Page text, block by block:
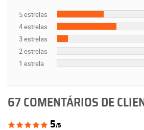
5 estrelas
4 estrelas
3 estrelas
2 estrelas
1 estrela
67 COMENTÁRIOS DE
5/5